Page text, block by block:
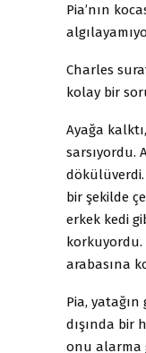
Pia’nın
Charles
kolay bir
Ayağa
sarsıyordu.
dökülüverdi.
bir şekilde
erkek kedi
korkuyordu.
arabasına
Pia,
dışında bir
onu alarma